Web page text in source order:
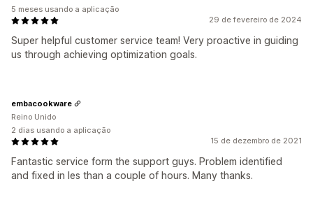
29 de fevereiro de 2024
Super helpful customer service team! Very proactive in guiding
us through achieving optimization goals.
5 meses usando a aplicação
15 de dezembro de 2021
Fantastic service form the support guys. Problem identified
and fixed in les than a couple of hours. Many thanks.
embacookware
Reino Unido
2 dias usando a aplicação